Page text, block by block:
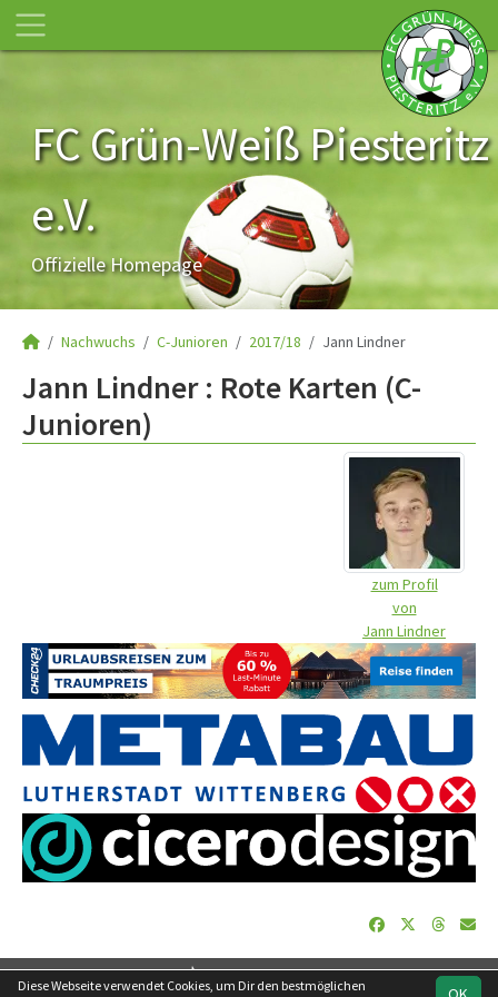
FC Grün-Weiß Piesteritz
e.V.
Offizielle Homepage
Nachwuchs C-Junioren 2017/18 Jann Lindner
Jann Lindner : Rote Karten (C-
Junioren)
zum Profil
von
Jann Lindner
soccero.de
Diese Webseite verwendet Cookies, um Dir den bestmöglichen